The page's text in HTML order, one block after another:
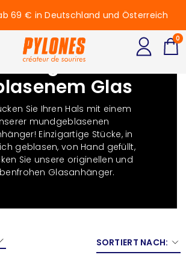
aus
Glas
Sie Ihren Hals mit einem
mundgeblasenen
Einzigartige Stücke, in
geblasen, von Hand gefüllt,
Sie unsere originellen und
Glasanhänger.
SORTIERT NACH:
69 € in Deutschland und Österreich
0